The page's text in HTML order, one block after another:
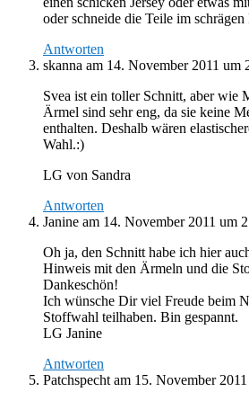
oder schneide die Teile im
Antworten
skanna am 14. November 2011 um
Svea ist ein toller Schnitt, aber wie
Ärmel sind sehr eng, da sie keine
enthalten. Deshalb wären
Wahl.:)
LG von Sandra
Antworten
Janine am 14. November 2011 um
Oh ja, den Schnitt habe ich hier
Hinweis mit den Ärmeln und die
Dankeschön!
Ich wünsche Dir viel Freude beim
Stoffwahl teilhaben. Bin gespannt.
LG Janine
Antworten
Patchspecht am 15. November